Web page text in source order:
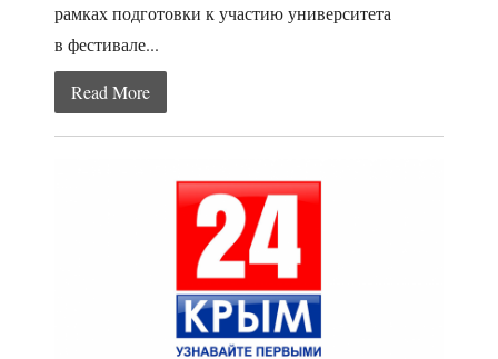
рамках подготовки к участию университета
в фестивале...
Read More